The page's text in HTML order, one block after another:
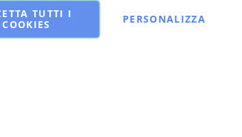
in via Principe di Piemonte 199, 80026 Casoria (NA)